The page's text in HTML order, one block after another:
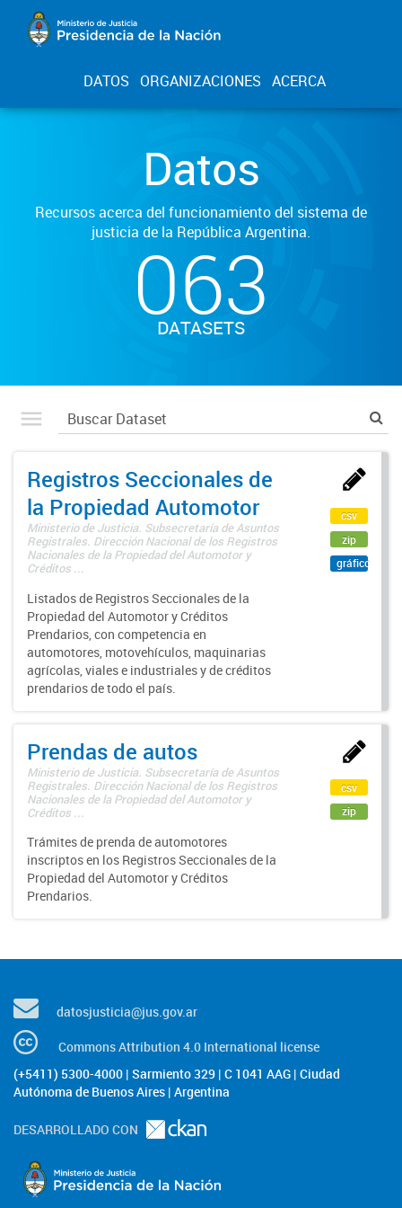
DATOS ORGANIZACIONES ACERCA
Datos
Recursos acerca del funcionamiento del sistema de
justicia de la República Argentina.
063
DATASETS
Registros Seccionales de
la Propiedad Automotor
Ministerio de Justicia. Subsecretaría de Asuntos
Registrales. Dirección Nacional de los Registros
Nacionales de la Propiedad del Automotor y
Créditos ...
Listados de Registros Seccionales de la
Propiedad del Automotor y Créditos
Prendarios, con competencia en
automotores, motovehículos, maquinarias
agrícolas, viales e industriales y de créditos
prendarios de todo el país.
csv
zip
gráfico
Prendas de autos
Ministerio de Justicia. Subsecretaría de Asuntos
Registrales. Dirección Nacional de los Registros
Nacionales de la Propiedad del Automotor y
Créditos ...
Trámites de prenda de automotores
inscriptos en los Registros Seccionales de la
Propiedad del Automotor y Créditos
Prendarios.
csv
zip
datosjusticia@jus.gov.ar
Commons Attribution 4.0 International license
(+5411) 5300-4000 | Sarmiento 329 | C 1041 AAG | Ciudad
Autónoma de Buenos Aires | Argentina
DESARROLLADO CON